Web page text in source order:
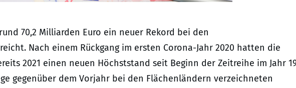
70,2 Milliarden Euro ein neuer Rekord bei den
Nach einem Rückgang im ersten Corona-Jahr 2020 hatten die
2021 einen neuen Höchststand seit Beginn der Zeitreihe im Jahr
gegenüber dem Vorjahr bei den Flächenländern verzeichneten